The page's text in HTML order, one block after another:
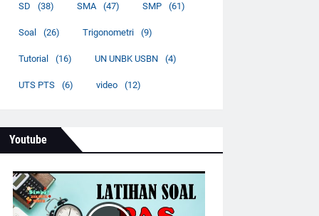
SD (38) SMA (47) SMP (61)
Soal (26) Trigonometri (9)
Tutorial (16) UN UNBK USBN (4)
UTS PTS (6) video (12)
Youtube